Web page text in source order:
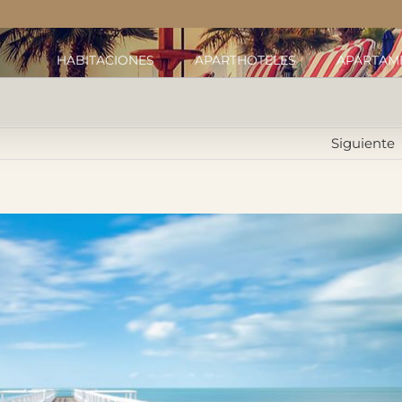
HABITACIONES APARTHOTELES
Siguiente